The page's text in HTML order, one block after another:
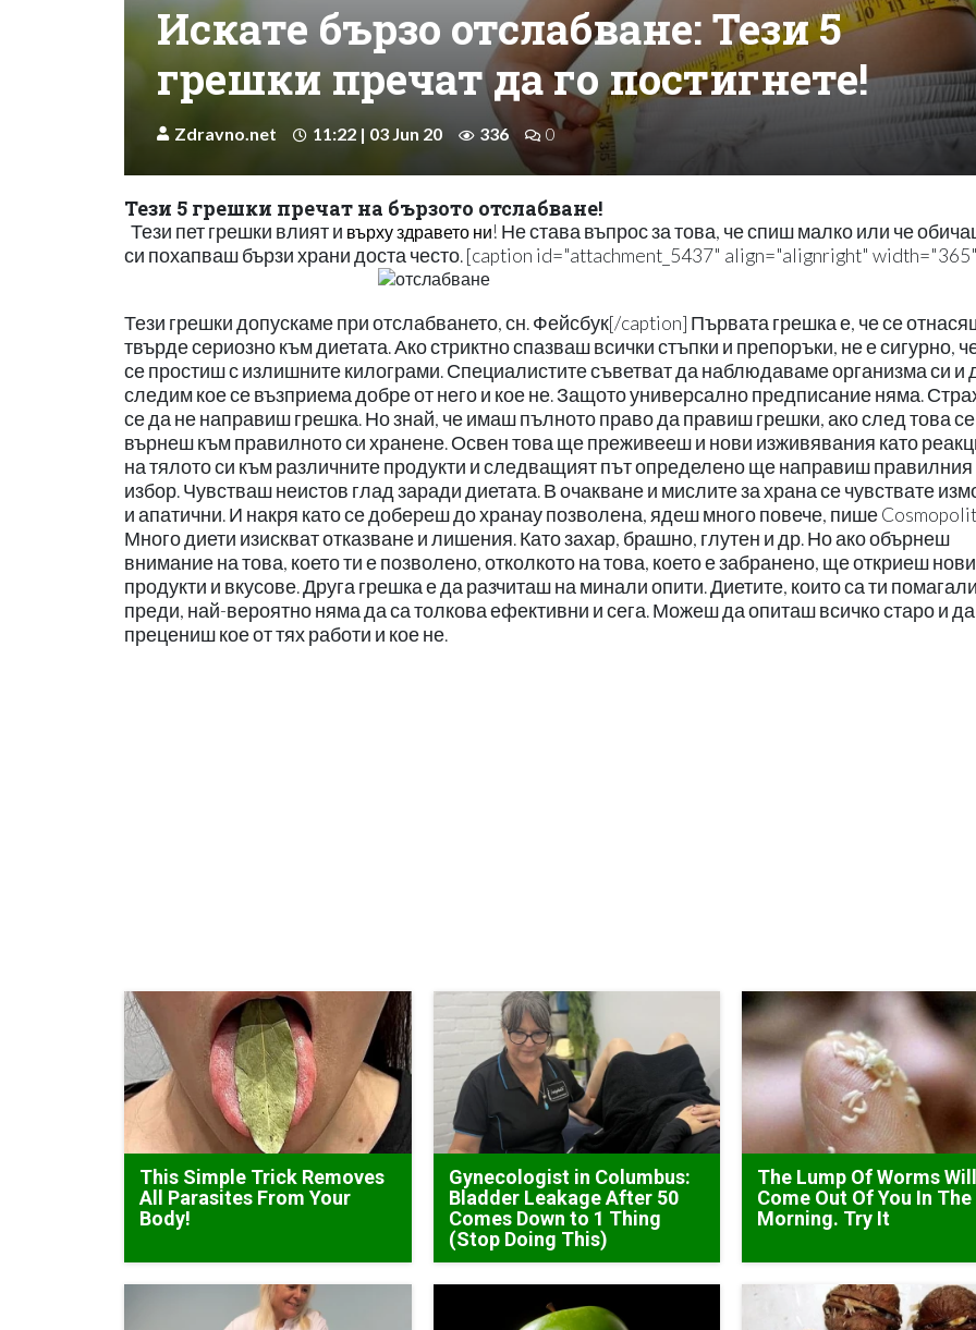
Искате бързо отслабване: Тези 5
грешки пречат да го постигнете!
Zdravno.net 11:22 | 03 Jun 20 336 0
Тези 5 грешки пречат на бързото отслабване!
Тези пет грешки влият и върху здравето ни! Не става въпрос за това, че спиш малко или че
си похапваш бързи храни доста често. [caption id="attachment_5437" align="alignright"
Тези грешки допускаме при отслабването, сн. Фейсбук[/caption] Първата грешка е, че се
твърде сериозно към диетата. Ако стриктно спазваш всички стъпки и препоръки, не е сигурно,
се простиш с излишните килограми. Специалистите съветват да наблюдаваме организма си и
следим кое се възприема добре от него и кое не. Защото универсално предписание няма.
се да не направиш грешка. Но знай, че имаш пълното право да правиш грешки, ако след това се
върнеш към правилното си хранене. Освен това ще преживееш и нови изживявания като
на тялото си към различните продукти и следващият път определено ще направиш правилния
избор. Чувстваш неистов глад заради диетата. В очакване и мислите за храна се чувствате
и апатични. И накря като се добереш до хранау позволена, ядеш много повече, пише
Много диети изискват отказване и лишения. Като захар, брашно, глутен и др. Но ако обърнеш
внимание на това, което ти е позволено, отколкото на това, което е забранено, ще откриеш нови
продукти и вкусове. Друга грешка е да разчиташ на минали опити. Диетите, които са ти
преди, най-вероятно няма да са толкова ефективни и сега. Можеш да опиташ всичко старо и да
прецениш кое от тях работи и кое не.
This Simple Trick Removes
All Parasites From Your
Body!
Gynecologist in Columbus:
Bladder Leakage After 50
Comes Down to 1 Thing
(Stop Doing This)
The Lump Of Worms
Come Out Of You In The
Morning. Try It